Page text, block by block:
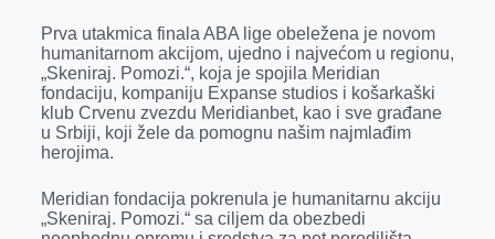
o
k
g
e
r
I
n
p
p
Prva utakmica finala ABA lige obeležena je novom
humanitarnom akcijom, ujedno i najvećom u regionu,
„Skeniraj. Pomozi.“, koja je spojila Meridian
fondaciju, kompaniju Expanse studios i košarkaški
klub Crvenu zvezdu Meridianbet, kao i sve građane
u Srbiji, koji žele da pomognu našim najmlađim
herojima.
Meridian fondacija pokrenula je humanitarnu akciju
„Skeniraj. Pomozi.“ sa ciljem da obezbedi